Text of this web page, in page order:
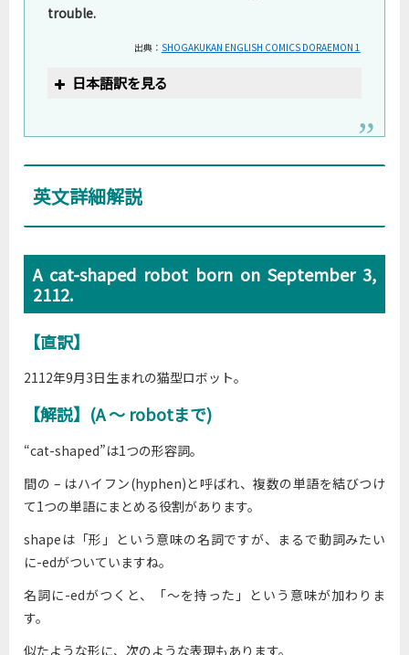
trouble.
出典： SHOGAKUKAN ENGLISH COMICS DORAEMON 1
日本語訳を見る
英文詳細解説
A cat-shaped robot born on September 3,
2112.
【直訳】
2112年9月3日生まれの猫型ロボット。
【解説】(A ～ robotまで)
“cat-shaped”は1つの形容詞。
間の – はハイフン(hyphen)と呼ばれ、複数の単語を結びつけ
て1つの単語にまとめる役割があります。
shapeは「形」という意味の名詞ですが、まるで動詞みたい
に-edがついていますね。
名詞に-edがつくと、「～を持った」という意味が加わりま
す。
似たような形に、次のような表現もあります。